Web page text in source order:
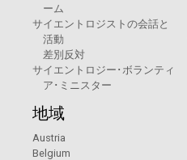
ーム
サイエントロジストの会話と
活動
差別反対
サイエントロジー･ボランティ
ア･ミニスター
地域
Austria
Belgium